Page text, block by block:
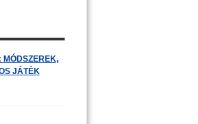
MÓDSZEREK,
JÁTÉK